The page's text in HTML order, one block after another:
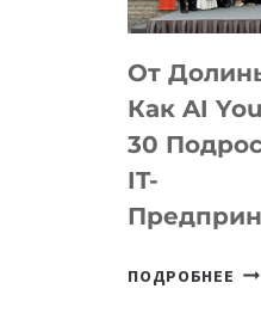
От
Как AI
30
IT-
ПОДРОБНЕЕ ОТ